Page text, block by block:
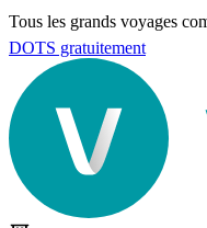
Tous les grands voyages
DOTS gratuitement